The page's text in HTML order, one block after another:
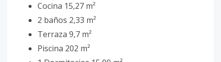
Cocina 15,27 m²
2 baños 2,33 m²
Terraza 9,7 m²
Piscina 202 m²